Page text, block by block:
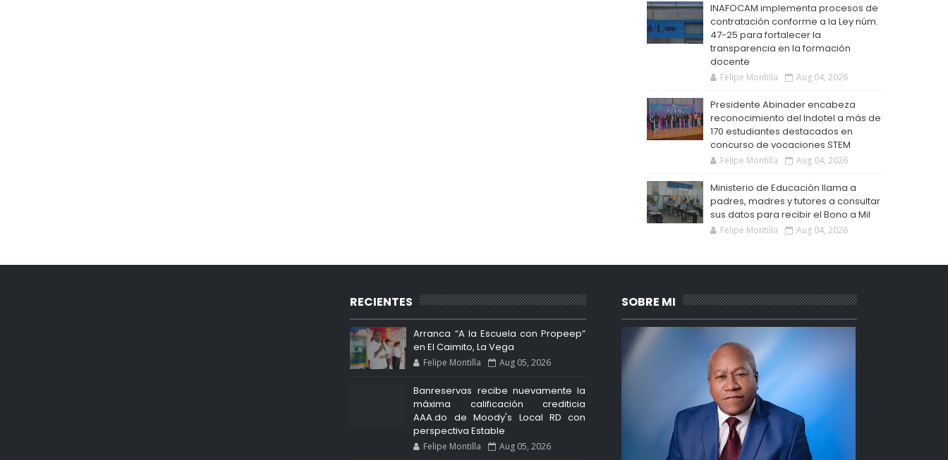
INAFOCAM implementa procesos de
contratación conforme a la Ley núm.
47-25 para fortalecer la
transparencia en la formación
docente
Felipe Montilla Aug 04, 2026
Presidente Abinader encabeza
reconocimiento del Indotel a más de
170 estudiantes destacados en
concurso de vocaciones STEM
Felipe Montilla Aug 04, 2026
Ministerio de Educación llama a
padres, madres y tutores a consultar
sus datos para recibir el Bono a Mil
Felipe Montilla Aug 04, 2026
RECIENTES
Arranca “A la Escuela con Propeep”
en El Caimito, La Vega
Felipe Montilla Aug 05, 2026
Banreservas recibe nuevamente la
máxima calificación crediticia
AAA.do de Moody's Local RD con
perspectiva Estable
Felipe Montilla Aug 05, 2026
SOBRE MI